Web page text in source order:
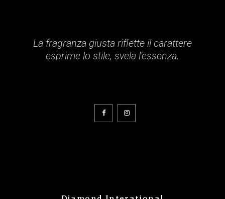
La fragranza giusta riflette il carattere
esprime lo stile, svela l'essenza.